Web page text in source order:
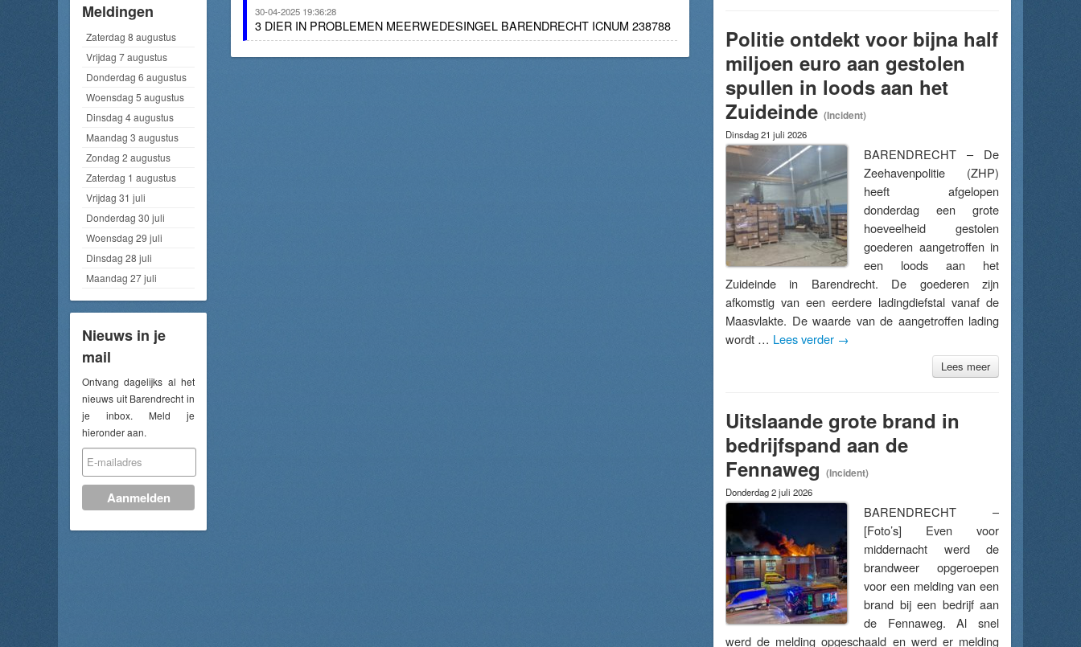
Meldingen
Zaterdag 8 augustus
Vrijdag 7 augustus
Donderdag 6 augustus
Woensdag 5 augustus
Dinsdag 4 augustus
Maandag 3 augustus
Zondag 2 augustus
Zaterdag 1 augustus
Vrijdag 31 juli
Donderdag 30 juli
Woensdag 29 juli
Dinsdag 28 juli
Maandag 27 juli
Nieuws in je
mail
Ontvang dagelijks al het
nieuws uit Barendrecht in
je inbox. Meld je
hieronder aan.
30-04-2025 19:36:28
3 DIER IN PROBLEMEN MEERWEDESINGEL BARENDRECHT ICNUM 238788
Politie ontdekt voor bijna half
miljoen euro aan gestolen
spullen in loods aan het
Zuideinde (Incident)
Dinsdag 21 juli 2026
BARENDRECHT – De
Zeehavenpolitie (ZHP)
heeft afgelopen
donderdag een grote
hoeveelheid gestolen
goederen aangetroffen in
een loods aan het
Zuideinde in Barendrecht. De goederen zijn
afkomstig van een eerdere ladingdiefstal vanaf de
Maasvlakte. De waarde van de aangetroffen lading
wordt … Lees verder →
Lees meer
Uitslaande grote brand in
bedrijfspand aan de
Fennaweg (Incident)
Donderdag 2 juli 2026
BARENDRECHT –
[Foto’s] Even voor
middernacht werd de
brandweer opgeroepen
voor een melding van een
brand bij een bedrijf aan
de Fennaweg. Al snel
werd de melding opgeschaald en werd er melding